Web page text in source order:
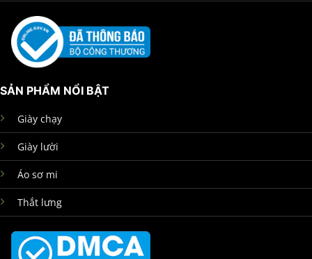
SẢN PHẨM NỔI BẬT
Giày chạy
Giày lười
Áo sơ mi
Thắt lưng